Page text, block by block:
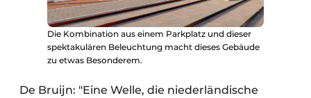
Die Kombination aus einem Parkplatz und dieser
spektakulären Beleuchtung macht dieses Gebäude
zu etwas Besonderem.
De Bruijn: "Eine Welle, die niederländische